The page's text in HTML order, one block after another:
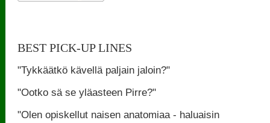
BEST PICK-UP LINES
"Tykkäätkö kävellä paljain jaloin?"
"Ootko sä se yläasteen Pirre?"
"Olen opiskellut naisen anatomiaa - haluaisin